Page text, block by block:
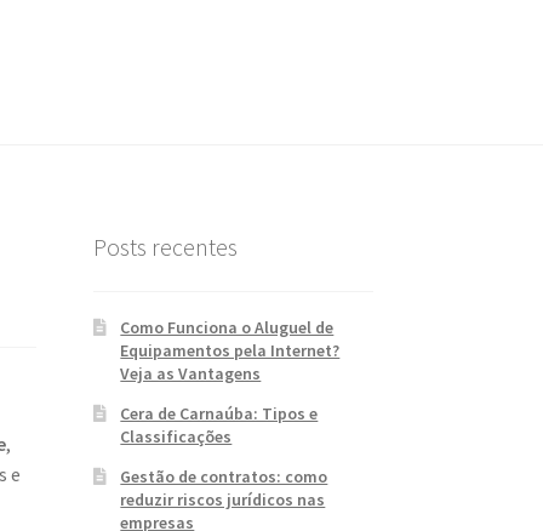
,
e
Posts recentes
Como Funciona o Aluguel de
Equipamentos pela Internet?
Veja as Vantagens
Cera de Carnaúba: Tipos e
Classificações
Gestão de contratos: como
reduzir riscos jurídicos nas
empresas